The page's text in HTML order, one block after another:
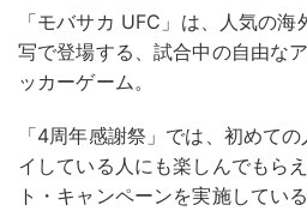
「モバサカ UFC」は、人気の
写で登場する、試合中の自由な
ッカーゲーム。
「4周年感謝祭」では、初めて
イしている人にも楽しんでもら
ト・キャンペーンを実施している